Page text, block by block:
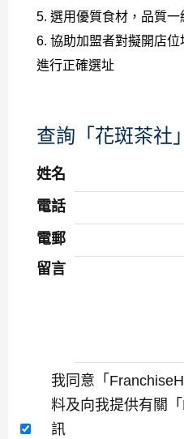
5. 選用優質食材，品質一
6. 協助加盟者對擬開店位
進行正確選址
查詢「花斑茶社
姓名
電話
電郵
留言
我同意「
料及向我提供有關
訊